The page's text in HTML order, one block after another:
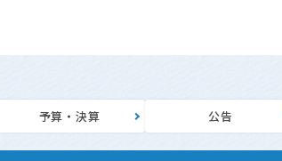
予算・決算 公告